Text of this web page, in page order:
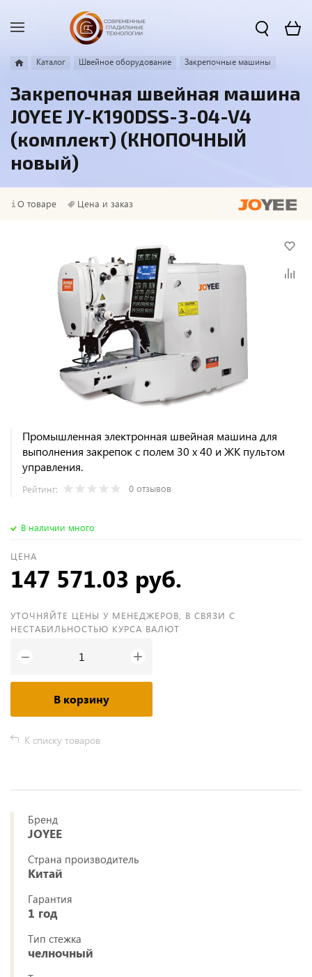
Каталог Швейное оборудование Закрепочные машины
Закрепочная швейная машина
JOYEE JY-K190DSS-3-04-V4
(комплект) (КНОПОЧНЫЙ
новый)
О товаре Цена и заказ
Промышленная электронная швейная машина для
выполнения закрепок с полем 30 х 40 и ЖК пультом
управления.
Рейтинг: 0 отзывов
В наличии много
ЦЕНА
147 571.03 руб.
УТОЧНЯЙТЕ ЦЕНЫ У МЕНЕДЖЕРОВ, В СВЯЗИ С
НЕСТАБИЛЬНОСТЬЮ КУРСА ВАЛЮТ
− +
В корзину
К списку товаров
Бренд
JOYEE
Страна производитель
Китай
Гарантия
1 год
Тип стежка
челночный